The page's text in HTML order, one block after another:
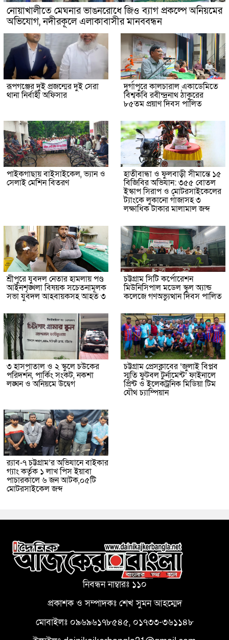
নোয়াখালীতে মেঘনার ভাঙনরোধে জিও ব্যাগ প্রকল্পে অনিয়মের
অভিযোগ, নদীরকূলে এলাকাবাসীর মানববন্ধন
রূপগঞ্জের দুই প্রজন্মের দুই সেরা
থানা নির্বাহী অফিসার
দুর্গাপুরে কালচারাল একাডেমিতে
বিশ্বকবি রবীন্দ্রনাথ ঠাকুরের
৮৫তম প্রয়াণ দিবস পালিত
পাইকগাছায় বাইসাইকেল, ভ্যান ও
সেলাই মেশিন বিতরণ
হাতীবান্ধা ও ফুলবাড়ী সীমান্তে ১৫
বিজিবির অভিযান: ৩৫৫ বোতল
ইস্কাপ সিরাপ ও মোটরসাইকেলের
ট্যাংকে লুকানো গাঁজাসহ ৩
লক্ষাধিক টাকার মালামাল জব্দ
শ্রীপুরে যুবদল নেতার হামলায় পণ্ড
আইনশৃঙ্খলা বিষয়ক সচেতনামূলক
সভা যুবদল আহবায়কসহ আহত ৩
চট্টগ্রাম সিটি কর্পোরেশন
মিউনিসিপাল মডেল স্কুল অ্যান্ড
কলেজে গণঅভ্যুত্থান দিবস পালিত
৩ হাসপাতাল ও ২ স্কুলে চউকের
পরিদর্শন, পার্কিং সংকট, নকশা
লঙ্ঘন ও অনিয়মে উদ্বেগ
চট্টগ্রাম প্রেসক্লাবের ‘জুলাই বিপ্লব
স্মৃতি ফুটবল টুর্নামেন্ট’ ফাইনালে
প্রিন্ট ও ইলেকট্রনিক মিডিয়া টিম
যৌথ চ্যাম্পিয়ান
র‌্যাব-৭ চট্টগ্রাম’র অভিযানে বাইকার
গ্যাং কর্তৃক ১ লাখ পিস ইয়াবা
পাচারকালে ৬ জন আটক,০৫টি
মোটরসাইকেল জব্দ
নিবন্ধন নাম্বারঃ ১১০
প্রকাশক ও সম্পাদকঃ শেখ সুমন আহম্মেদ
মোবাইলঃ ০৯৬৯৬১৭৮৫৪৫, ০১৭৩৩-৩৬১১৪৮